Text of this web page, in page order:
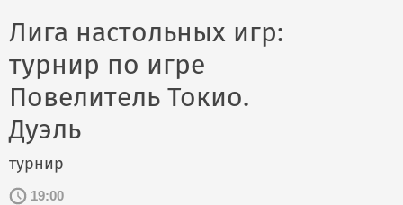
Лига настольных игр:
турнир по игре
Повелитель Токио.
Дуэль
турнир
19:00